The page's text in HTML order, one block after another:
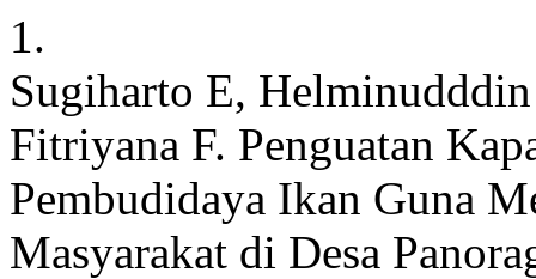
1.
Sugiharto E,
Fitriyana F. Penguatan
Pembudidaya Ikan Guna
Masyarakat di Desa